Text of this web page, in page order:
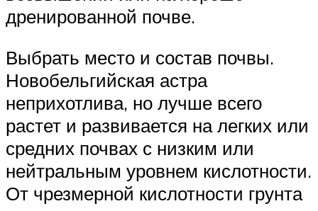
дренированной почве.
Выбрать место и состав почвы.
Новобельгийская астра
неприхотлива, но лучше всего
растет и развивается на легких или
средних почвах с низким или
нейтральным уровнем кислотности.
От чрезмерной кислотности грунта